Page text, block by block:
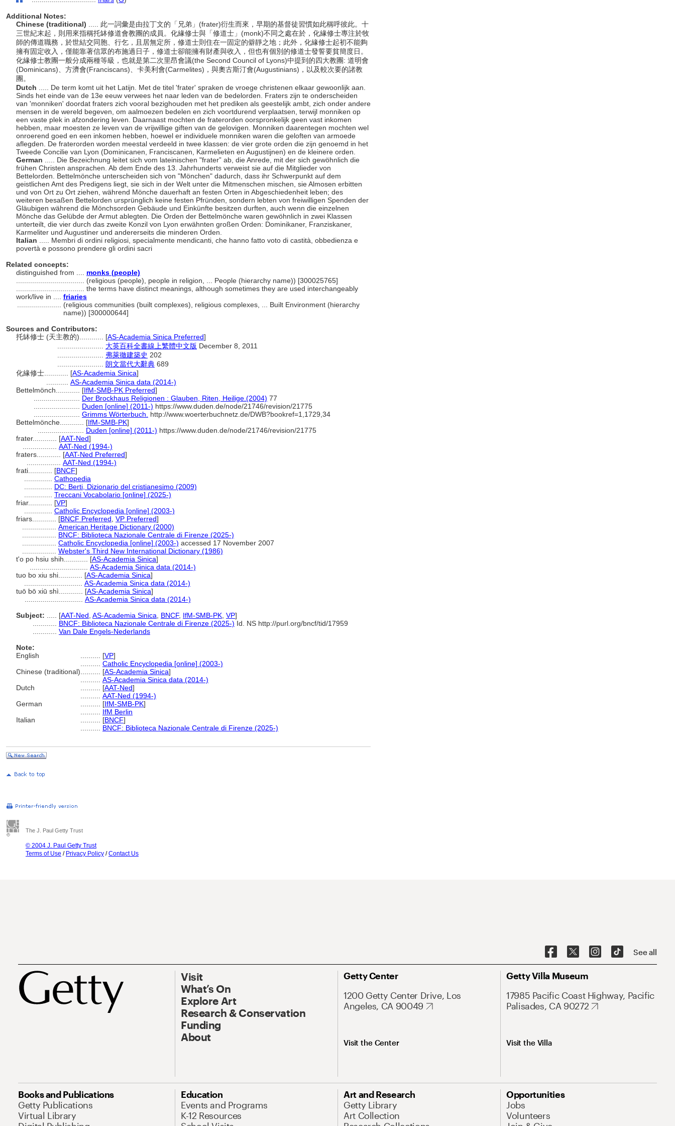
Additional Notes:
Chinese (traditional)
..... 此一詞彙是由拉丁文的「兄弟」(frater)衍生而來，早期的基督徒習慣如此稱呼彼此。十
三世紀末起，則用來指稱托缽修道會教團的成員。化緣修士與「修道士」(monk)不同之處在於，化緣修士專注於牧
師的傳道職務，於世結交同胞、行乞，且居無定所，修道士則住在一固定的僻靜之地；此外，化緣修士起初不能夠
擁有固定收入，僅能靠著信眾的布施過日子，修道士卻能擁有財產與收入，但也有個別的修道士發誓要貧簡度日。
化緣修士教團一般分成兩種等級，也就是第二次里昂會議(the Second Council of Lyons)中提到的四大教團: 道明會
(Dominicans)、方濟會(Franciscans)、卡美利會(Carmelites)，與奧古斯汀會(Augustinians)，以及較次要的諸教
團。
Dutch
..... De term komt uit het Latijn. Met de titel 'frater' spraken de vroege christenen elkaar gewoonlijk aan.
Sinds het einde van de 13e eeuw verwees het naar leden van de bedelorden. Fraters zijn te onderscheiden
van 'monniken' doordat fraters zich vooral bezighouden met het prediken als geestelijk ambt, zich onder andere
mensen in de wereld begeven, om aalmoezen bedelen en zich voortdurend verplaatsen, terwijl monniken op
een vaste plek in afzondering leven. Daarnaast mochten de fraterorden oorspronkelijk geen vast inkomen
hebben, maar moesten ze leven van de vrijwillige giften van de gelovigen. Monniken daarentegen mochten wel
onroerend goed en een inkomen hebben, hoewel er individuele monniken waren die geloften van armoede
aflegden. De fraterorden worden meestal verdeeld in twee klassen: de vier grote orden die zijn genoemd in het
Tweede Concilie van Lyon (Dominicanen, Franciscanen, Karmelieten en Augustijnen) en de kleinere orden.
German
..... Die Bezeichnung leitet sich vom lateinischen "frater” ab, die Anrede, mit der sich gewöhnlich die
frühen Christen ansprachen. Ab dem Ende des 13. Jahrhunderts verweist sie auf die Mitglieder von
Bettelorden. Bettelmönche unterscheiden sich von "Mönchen" dadurch, dass ihr Schwerpunkt auf dem
geistlichen Amt des Predigens liegt, sie sich in der Welt unter die Mitmenschen mischen, sie Almosen erbitten
und von Ort zu Ort ziehen, während Mönche dauerhaft an festen Orten in Abgeschiedenheit leben; des
weiteren besaßen Bettelorden ursprünglich keine festen Pfründen, sondern lebten von freiwilligen Spenden der
Gläubigen während die Mönchsorden Gebäude und Einkünfte besitzen durften, auch wenn die einzelnen
Mönche das Gelübde der Armut ablegten. Die Orden der Bettelmönche waren gewöhnlich in zwei Klassen
unterteilt, die vier durch das zweite Konzil von Lyon erwähnten großen Orden: Dominikaner, Franziskaner,
Karmeliter und Augustiner und andererseits die minderen Orden.
Italian
..... Membri di ordini religiosi, specialmente mendicanti, che hanno fatto voto di castità, obbedienza e
povertà e possono prendere gli ordini sacri
Related concepts:
distinguished from .... monks (people)
(religious (people), people in religion, ... People (hierarchy name)) [300025765]
the terms have distinct meanings, although sometimes they are used interchangeably
work/live in .... friaries
(religious communities (built complexes), religious complexes, ... Built Environment (hierarchy
name)) [300000644]
Sources and Contributors:
托缽修士 (天主教的)............ [AS-Academia Sinica Preferred]
大英百科全書線上繁體中文版 December 8, 2011
弗萊徹建築史 202
朗文當代大辭典 689
化緣修士............ [AS-Academia Sinica]
AS-Academia Sinica data (2014-)
Bettelmönch............ [IfM-SMB-PK Preferred]
Der Brockhaus Religionen : Glauben, Riten, Heilige.(2004) 77
Duden [online] (2011-) https://www.duden.de/node/21746/revision/21775
Grimms Wörterbuch.
http://www.woerterbuchnetz.de/DWB?bookref=1,1729,34
Bettelmönche............ [IfM-SMB-PK]
Duden [online] (2011-) https://www.duden.de/node/21746/revision/21775
frater............ [AAT-Ned]
AAT-Ned (1994-)
fraters............ [AAT-Ned Preferred]
AAT-Ned (1994-)
frati............ [BNCF]
Cathopedia
DC: Berti, Dizionario del cristianesimo (2009)
Treccani Vocabolario [online] (2025-)
friar............ [VP]
Catholic Encyclopedia [online] (2003-)
friars............ [BNCF Preferred VP Preferred]
American Heritage Dictionary (2000)
BNCF: Biblioteca Nazionale Centrale di Firenze (2025-)
Catholic Encyclopedia [online] (2003-) accessed 17 November 2007
Webster's Third New International Dictionary (1986)
t'o po hsiu shih............ [AS-Academia Sinica]
AS-Academia Sinica data (2014-)
tuo bo xiu shi............ [AS-Academia Sinica]
AS-Academia Sinica data (2014-)
tuō bō xiū shì............ [AS-Academia Sinica]
AS-Academia Sinica data (2014-)
Subject:
[AAT-Ned AS-Academia Sinica BNCF, IfM-SMB-PK VP]
BNCF: Biblioteca Nazionale Centrale di Firenze (2025-) Id. NS http://purl.org/bncf/tid/17959
Van Dale Engels-Nederlands
Note:
English
[VP]
Catholic Encyclopedia [online] (2003-)
Chinese (traditional)
[AS-Academia Sinica]
AS-Academia Sinica data (2014-)
Dutch
[AAT-Ned]
AAT-Ned (1994-)
German
[IfM-SMB-PK]
IfM Berlin
Italian
[BNCF]
BNCF: Biblioteca Nazionale Centrale di Firenze (2025-)
The J. Paul Getty Trust
© 2004 J. Paul Getty Trust
Terms of Use / Privacy Policy /Contact Us
See all
Visit
What’s On
Explore Art
Research & Conservation
Funding
About
Getty Center
1200 Getty Center Drive, Los
Angeles, CA 90049
Visit the Center
Getty Villa Museum
17985 Pacific Coast Highway, Pacific
Palisades, CA 90272
Visit the Villa
Books and Publications
Getty Publications
Virtual Library
Education
Events and Programs
K-12 Resources
Art and Research
Getty Library
Art Collection
Opportunities
Jobs
Volunteers